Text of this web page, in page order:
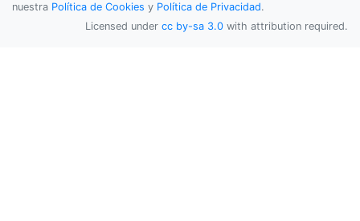
nuestra Política de Cookies y Política de Privacidad.
Licensed under cc by-sa 3.0 with attribution required.